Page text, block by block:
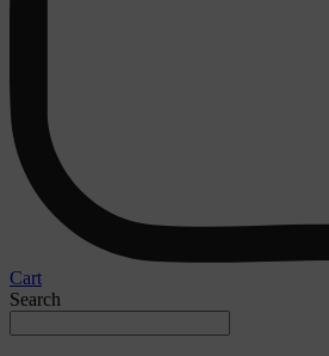
Cart
Search